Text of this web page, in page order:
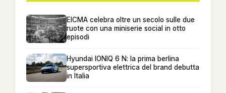
EICMA celebra oltre un secolo sulle due
ruote con una miniserie social in otto
episodi
Hyundai IONIQ 6 N: la prima berlina
supersportiva elettrica del brand debutta
in Italia